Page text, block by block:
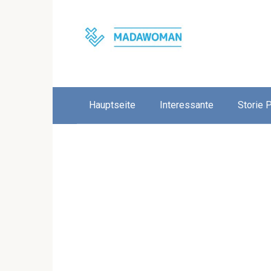
Hauptseite Interessante Storie